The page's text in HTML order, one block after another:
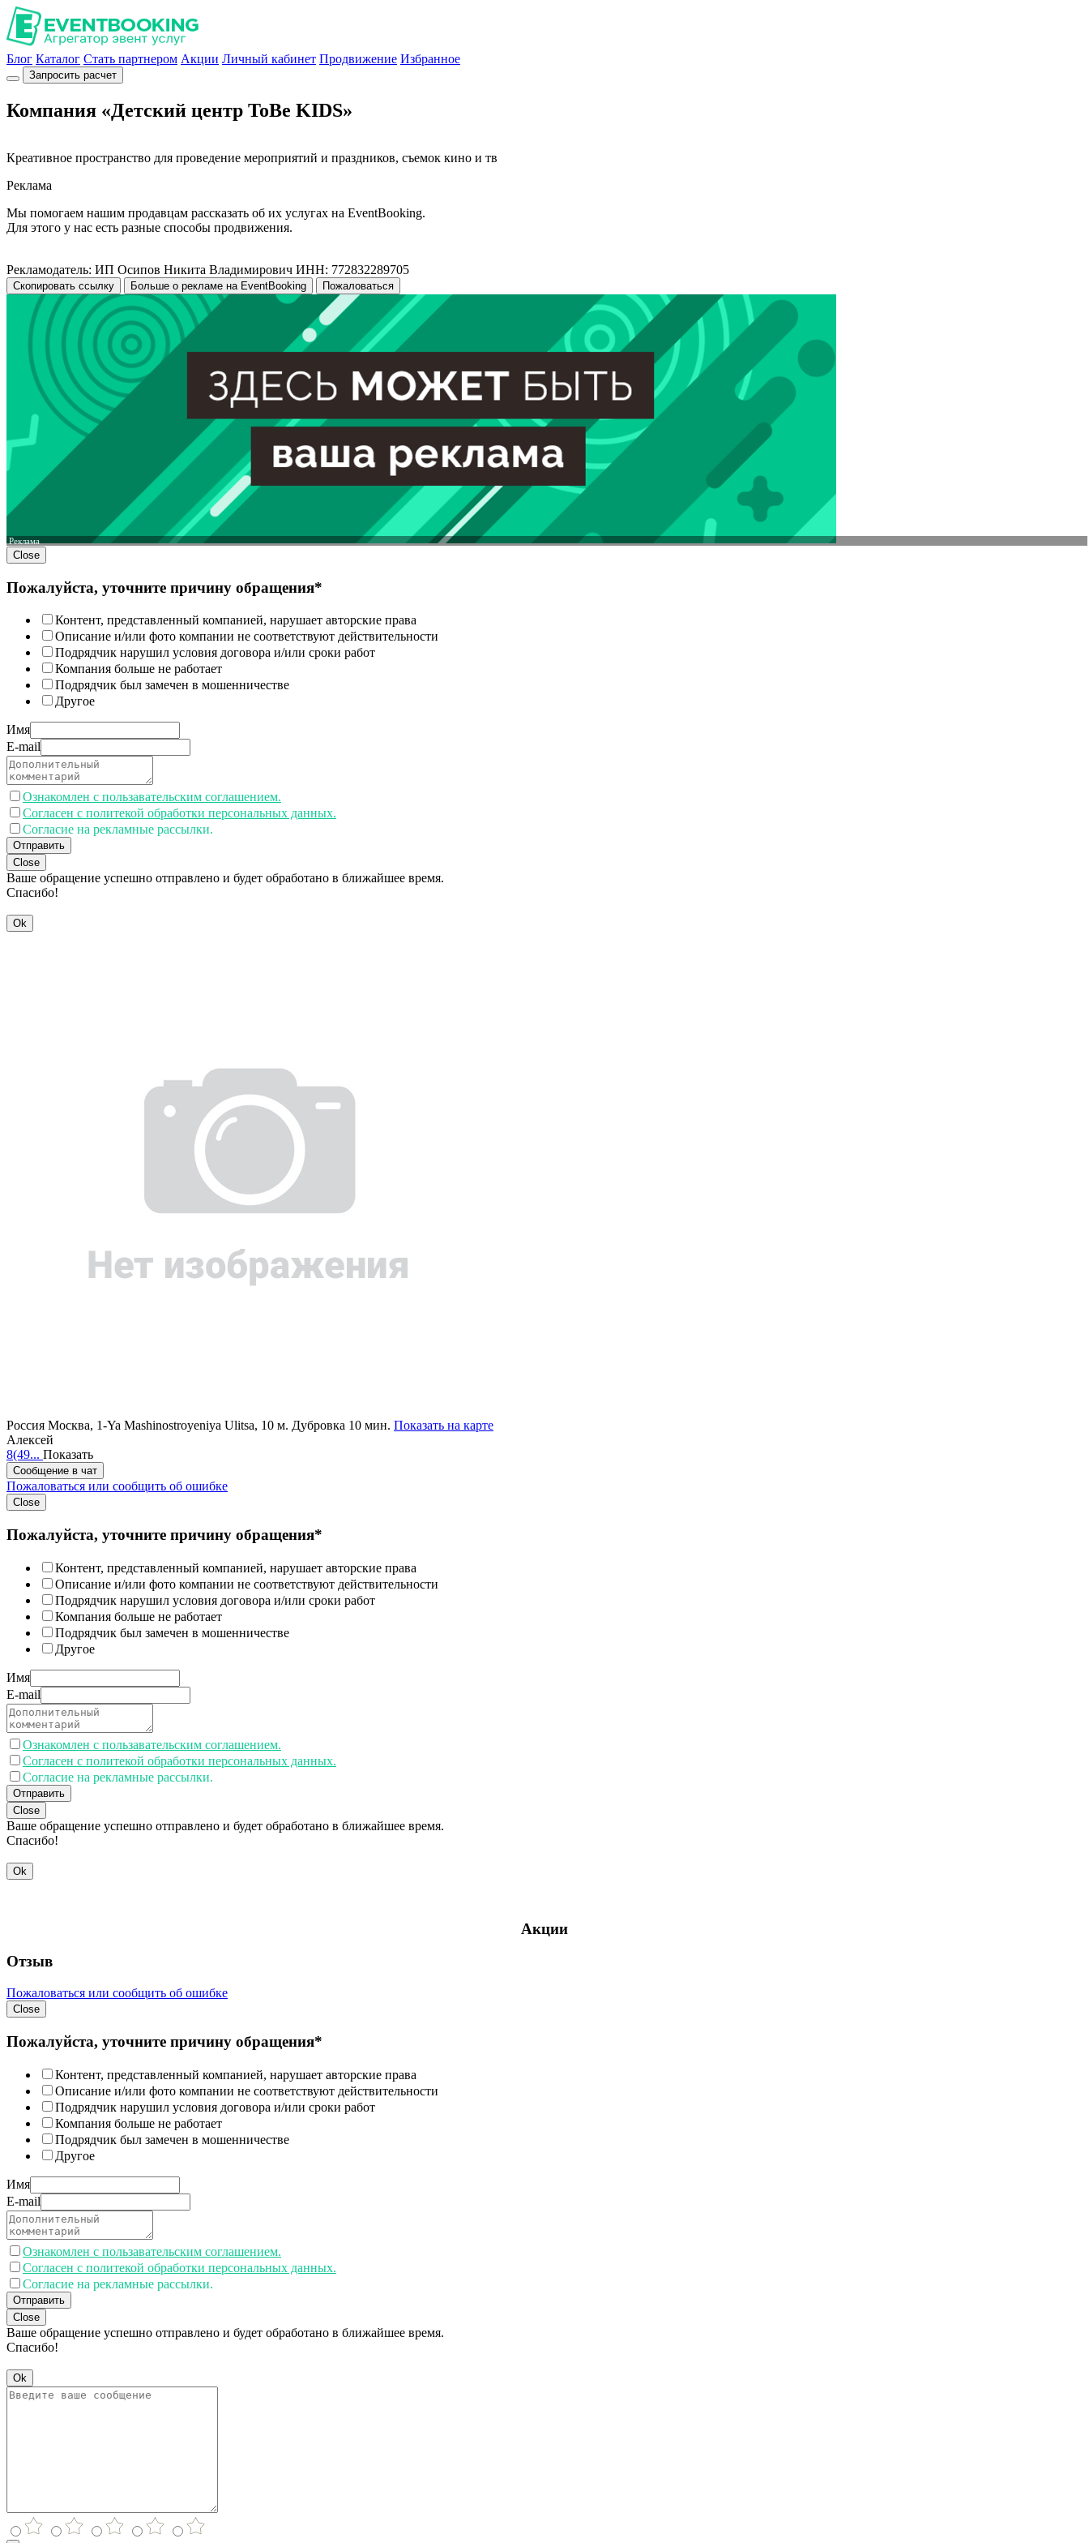
Блог Каталог Стать партнером Акции Личный кабинет Продвижение Избранное
Запросить расчет
Компания «Детский центр ToBe KIDS»
Креативное пространство для проведение мероприятий и праздников, съемок кино и тв
Реклама
Мы помогаем нашим продавцам рассказать об их услугах на EventBooking.
Для этого у нас есть разные способы продвижения.
Рекламодатель: ИП Осипов Никита Владимирович ИНН: 772832289705
Скопировать ссылку Больше о рекламе на EventBooking Пожаловаться
Реклама
Close
Пожалуйста, уточните причину обращения*
Контент, представленный компанией, нарушает авторские права
Описание и/или фото компании не соответствуют действительности
Подрядчик нарушил условия договора и/или сроки работ
Компания больше не работает
Подрядчик был замечен в мошенничестве
Другое
Имя
E-mail
Ознакомлен с пользавательским соглашением.
Согласен с политекой обработки персональных данных.
Согласие на рекламные рассылки.
Отправить
Close
Ваше обращение успешно отправлено и будет обработано в ближайшее время.
Спасибо!
Ok
Россия Москва, 1-Ya Mashinostroyeniya Ulitsa, 10 м. Дубровка 10 мин. Показать на карте
Алексей
8(49... Показать
Сообщение в чат
Пожаловаться или сообщить об ошибке
Close
Пожалуйста, уточните причину обращения*
Контент, представленный компанией, нарушает авторские права
Описание и/или фото компании не соответствуют действительности
Подрядчик нарушил условия договора и/или сроки работ
Компания больше не работает
Подрядчик был замечен в мошенничестве
Другое
Имя
E-mail
Ознакомлен с пользавательским соглашением.
Согласен с политекой обработки персональных данных.
Согласие на рекламные рассылки.
Отправить
Close
Ваше обращение успешно отправлено и будет обработано в ближайшее время.
Спасибо!
Ok
Акции
Отзыв
Пожаловаться или сообщить об ошибке
Close
Пожалуйста, уточните причину обращения*
Контент, представленный компанией, нарушает авторские права
Описание и/или фото компании не соответствуют действительности
Подрядчик нарушил условия договора и/или сроки работ
Компания больше не работает
Подрядчик был замечен в мошенничестве
Другое
Имя
E-mail
Ознакомлен с пользавательским соглашением.
Согласен с политекой обработки персональных данных.
Согласие на рекламные рассылки.
Отправить
Close
Ваше обращение успешно отправлено и будет обработано в ближайшее время.
Спасибо!
Ok